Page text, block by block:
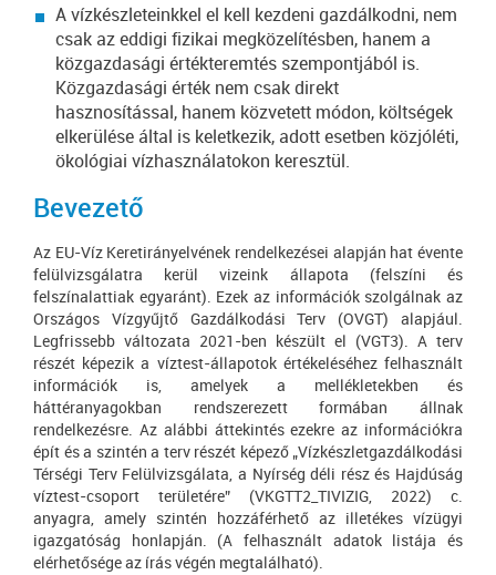
A vízkészleteinkkel el kell kezdeni gazdálkodni, nem
csak az eddigi fizikai megközelítésben, hanem a
közgazdasági értékteremtés szempontjából is.
Közgazdasági érték nem csak direkt
hasznosítással, hanem közvetett módon, költségek
elkerülése által is keletkezik, adott esetben közjóléti,
ökológiai vízhasználatokon keresztül.
Bevezető
Az EU-Víz Keretirányelvének rendelkezései alapján hat évente
felülvizsgálatra kerül vizeink állapota (felszíni és
felszínalattiak egyaránt). Ezek az információk szolgálnak az
Országos Vízgyűjtő Gazdálkodási Terv (OVGT) alapjául.
Legfrissebb változata 2021-ben készült el (VGT3). A terv
részét képezik a víztest-állapotok értékeléséhez felhasznált
információk is, amelyek a mellékletekben és
háttéranyagokban rendszerezett formában állnak
rendelkezésre. Az alábbi áttekintés ezekre az információkra
épít és a szintén a terv részét képező „Vízkészletgazdálkodási
Térségi Terv Felülvizsgálata, a Nyírség déli rész és Hajdúság
víztest-csoport területére” (VKGTT2_TIVIZIG, 2022) c.
anyagra, amely szintén hozzáférhető az illetékes vízügyi
igazgatóság honlapján. (A felhasznált adatok listája és
elérhetősége az írás végén megtalálható).